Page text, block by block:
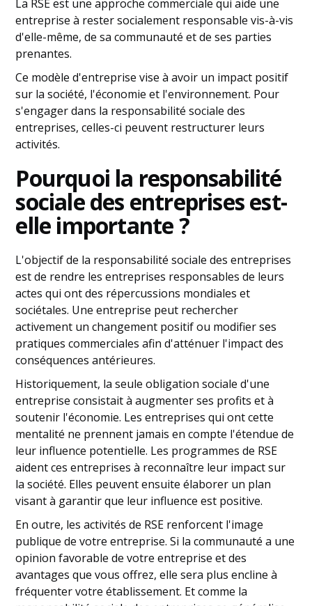
La RSE est une approche commerciale qui aide une
entreprise à rester socialement responsable vis-à-vis
d'elle-même, de sa communauté et de ses parties
prenantes.
Ce modèle d'entreprise vise à avoir un impact positif
sur la société, l'économie et l'environnement. Pour
s'engager dans la responsabilité sociale des
entreprises, celles-ci peuvent restructurer leurs
activités.
Pourquoi la responsabilité
sociale des entreprises est-
elle importante ?
L'objectif de la responsabilité sociale des entreprises
est de rendre les entreprises responsables de leurs
actes qui ont des répercussions mondiales et
sociétales. Une entreprise peut rechercher
activement un changement positif ou modifier ses
pratiques commerciales afin d'atténuer l'impact des
conséquences antérieures.
Historiquement, la seule obligation sociale d'une
entreprise consistait à augmenter ses profits et à
soutenir l'économie. Les entreprises qui ont cette
mentalité ne prennent jamais en compte l'étendue de
leur influence potentielle. Les programmes de RSE
aident ces entreprises à reconnaître leur impact sur
la société. Elles peuvent ensuite élaborer un plan
visant à garantir que leur influence est positive.
En outre, les activités de RSE renforcent l'image
publique de votre entreprise. Si la communauté a une
opinion favorable de votre entreprise et des
avantages que vous offrez, elle sera plus encline à
fréquenter votre établissement. Et comme la